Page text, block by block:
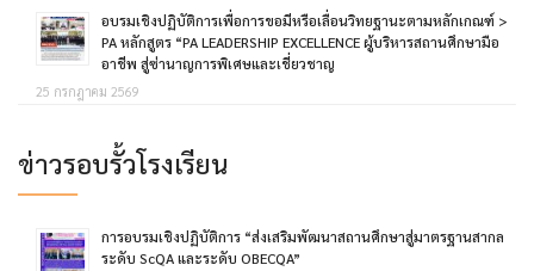
อบรมเชิงปฏิบัติการเพื่อการขอมีหรือเลื่อนวิทยฐานะตามหลักเกณฑ์ >
PA หลักสูตร “PA LEADERSHIP EXCELLENCE ผู้บริหารสถานศึกษามือ
อาชีพ สู่ซ่านาญการพิเศษและเชี่ยวชาญ
25 กรกฎาคม 2569
ข่าวรอบรั้วโรงเรียน
การอบรมเชิงปฏิบัติการ “ส่งเสริมพัฒนาสถานศึกษาสู่มาตรฐานสากล
ระดับ ScQA และระดับ OBECQA”